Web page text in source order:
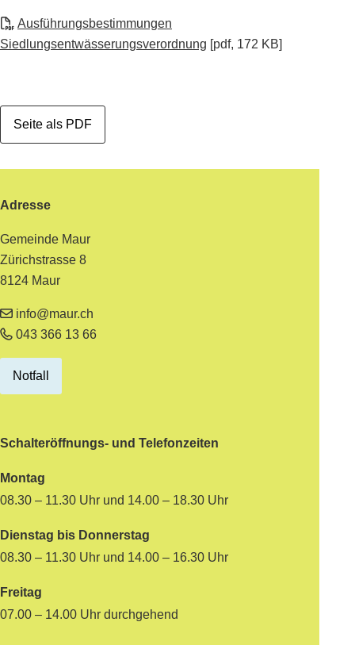
Ausführungsbestimmungen
Siedlungsentwässerungsverordnung [pdf, 172 KB]
Seite als PDF
Adresse
Gemeinde Maur
Zürichstrasse 8
8124 Maur
info@maur.ch
043 366 13 66
Notfall
Schalteröffnungs- und Telefonzeiten
Montag
08.30 – 11.30 Uhr und 14.00 – 18.30 Uhr
Dienstag bis Donnerstag
08.30 – 11.30 Uhr und 14.00 – 16.30 Uhr
Freitag
07.00 – 14.00 Uhr durchgehend